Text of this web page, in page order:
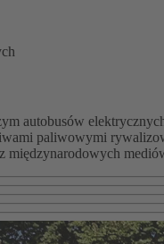
autobusów
paliwowymi
międzynarodowych